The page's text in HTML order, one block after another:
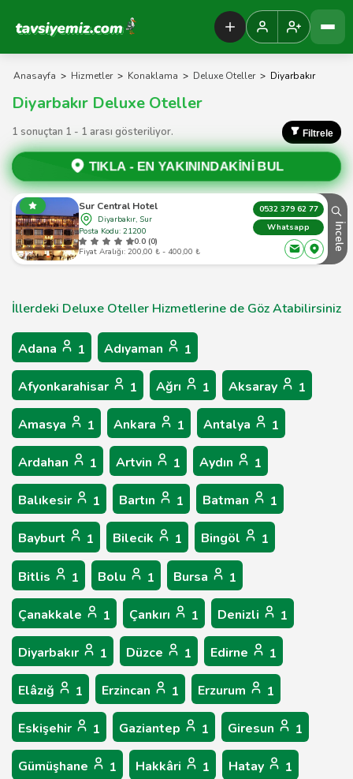
Tavsiyemiz Anasayfa
Anasayfa > Hizmetler > Konaklama > Deluxe Oteller > Diyarbakır
Diyarbakır Deluxe Oteller
1 sonuçtan 1 - 1 arası gösteriliyor. Filtrele
TIKLA - EN YAKININDAKİNİ BUL
Sur Central Hotel
Diyarbakır, Sur
Posta Kodu: 21200
0.0 (0)
Fiyat Aralığı: 200,00 ₺ - 400,00 ₺
0532 379 62 77
Whatsapp
İncele
İllerdeki Deluxe Oteller Hizmetlerine de Göz Atabilirsiniz
Adana 1 Adıyaman 1
Afyonkarahisar 1 Ağrı 1 Aksaray 1
Amasya 1 Ankara 1 Antalya 1
Ardahan 1 Artvin 1 Aydın 1
Balıkesir 1 Bartın 1 Batman 1
Bayburt 1 Bilecik 1 Bingöl 1
Bitlis 1 Bolu 1 Bursa 1
Çanakkale 1 Çankırı 1 Denizli 1
Diyarbakır 1 Düzce 1 Edirne 1
Elâzığ 1 Erzincan 1 Erzurum 1
Eskişehir 1 Gaziantep 1 Giresun 1
Gümüşhane 1 Hakkâri 1 Hatay 1